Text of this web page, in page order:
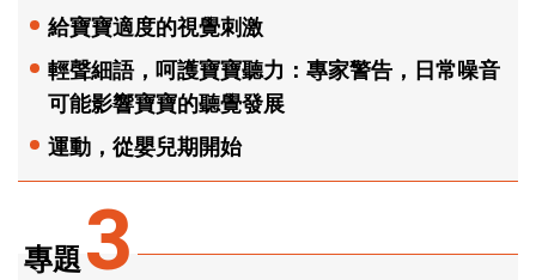
專題3
給寶寶適度的視覺刺激
輕聲細語，呵護寶寶聽力：專家警告，日常噪音
可能影響寶寶的聽覺發展
運動，從嬰兒期開始